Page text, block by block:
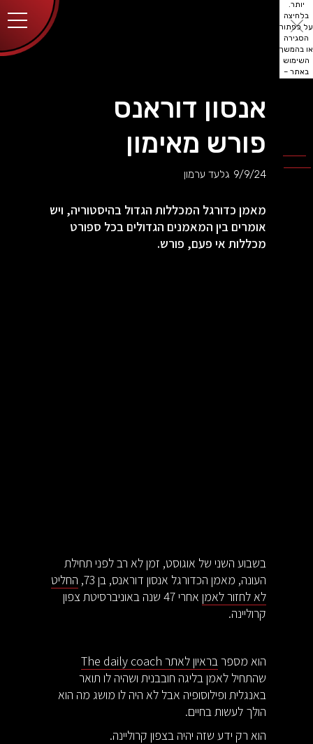
יותר.
בלחיצה
על כפתור
הסגירה
או בהמשך
השימוש
באתר –
אנסון דוראנס
פורש מאימון
9/9/24 גלעד ערמון
מאמן כדורגל המכללות הגדול בהיסטוריה, ויש
אומרים בין המאמנים הגדולים בכל ספורט
מכללות אי פעם, פורש.
בשבוע השני של אוגוסט, זמן לא רב לפני תחילת
העונה, מאמן הכדורגל אנסון דוראנס, בן 73,
החליט
לא לחזור לאמן
אחרי 47 שנה באוניברסיטת צפון
קרוליינה.
הוא מספרבראיון לאתר The daily coach
שהתחיל לאמן בליגה חובבנית ושהיה לו תואר
באנגלית ופילוסופיה אבל לא היה לו מושג מה הוא
הולך לעשות בחיים.
הוא רק ידע שזה יהיה בצפון קרוליינה.